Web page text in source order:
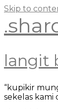
Skip to
langit
“kupikir
sekelas kami